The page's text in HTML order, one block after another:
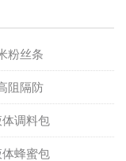
粉丝条
阻隔防
调料包
蜂蜜包